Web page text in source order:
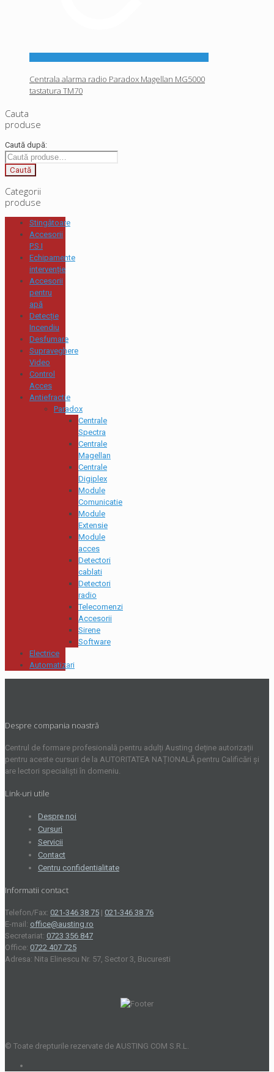
Centrala alarma radio Paradox Magellan MG5000
tastatura TM70
Cauta
produse
Caută după:
Caută
Categorii
produse
Stingătoare
Accesorii
P.S.I
Echipamente
intervenție
Accesorii
pentru
apă
Detecție
Incendiu
Desfumare
Supraveghere
Video
Control
Acces
Antiefractie
Paradox
Centrale
Spectra
Centrale
Magellan
Centrale
Digiplex
Module
Comunicatie
Module
Extensie
Module
acces
Detectori
cablati
Detectori
radio
Telecomenzi
Accesorii
Sirene
Software
Electrice
Automatizari
Despre compania noastră
Centrul de formare profesională pentru adulți Austing deține autorizații
pentru aceste cursuri de la AUTORITATEA NAȚIONALĂ pentru Calificări și
are lectori specialiști în domeniu.
Link-uri utile
Despre noi
Cursuri
Servicii
Contact
Centru confidentialitate
Informatii contact
Telefon/Fax: 021-346 38 75 | 021-346 38 76
E-mail: office@austing.ro
Secretariat: 0723 356 847
Office: 0722 407 725
Adresa: Nita Elinescu Nr. 57, Sector 3, Bucuresti
© Toate drepturile rezervate de AUSTING COM S.R.L.